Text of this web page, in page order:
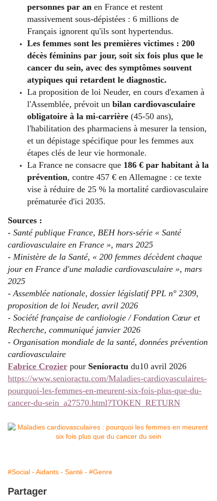
personnes par an en France et restent
massivement sous-dépistées : 6 millions de
Français ignorent qu'ils sont hypertendus.
Les femmes sont les premières victimes : 200
décès féminins par jour, soit six fois plus que le
cancer du sein, avec des symptômes souvent
atypiques qui retardent le diagnostic.
La proposition de loi Neuder, en cours d'examen à
l'Assemblée, prévoit un bilan cardiovasculaire
obligatoire à la mi-carrière (45-50 ans),
l'habilitation des pharmaciens à mesurer la tension,
et un dépistage spécifique pour les femmes aux
étapes clés de leur vie hormonale.
La France ne consacre que 186 € par habitant à la
prévention, contre 457 € en Allemagne : ce texte
vise à réduire de 25 % la mortalité cardiovasculaire
prématurée d'ici 2035.
Sources :
- Santé publique France, BEH hors-série « Santé
cardiovasculaire en France », mars 2025
- Ministère de la Santé, « 200 femmes décèdent chaque
jour en France d'une maladie cardiovasculaire », mars
2025
- Assemblée nationale, dossier législatif PPL n° 2309,
proposition de loi Neuder, avril 2026
- Société française de cardiologie / Fondation Cœur et
Recherche, communiqué janvier 2026
- Organisation mondiale de la santé, données prévention
cardiovasculaire
Fabrice Crozier pour Senioractu du10 avril 2026
https://www.senioractu.com/Maladies-cardiovasculaires-
pourquoi-les-femmes-en-meurent-six-fois-plus-que-du-
cancer-du-sein_a27570.html?TOKEN_RETURN
#Social - Aidants - Santé - #Genre
Partager